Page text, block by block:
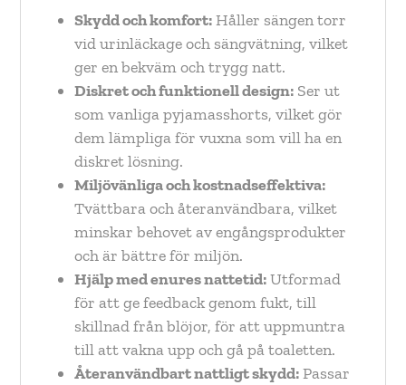
Skydd och komfort:Håller sängen torr
vid urinläckage och sängvätning, vilket
ger en bekväm och trygg natt.
Diskret och funktionell design: Ser ut
som vanliga pyjamasshorts, vilket gör
dem lämpliga för vuxna som vill ha en
diskret lösning.
Miljövänliga och kostnadseffektiva:
Tvättbara och återanvändbara, vilket
minskar behovet av engångsprodukter
och är bättre för miljön.
Hjälp med enures nattetid:Utformad
för att ge feedback genom fukt, till
skillnad från blöjor, för att uppmuntra
till att vakna upp och gå på toaletten.
Återanvändbart nattligt skydd:Passar